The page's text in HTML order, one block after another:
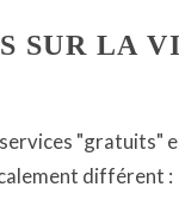
SUR LA
"gratuits"
différent :